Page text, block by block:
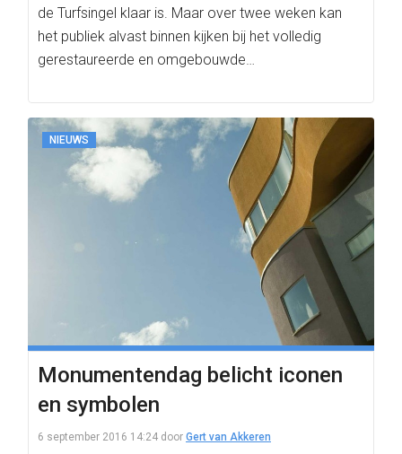
de Turfsingel klaar is. Maar over twee weken kan
het publiek alvast binnen kijken bij het volledig
gerestaureerde en omgebouwde…
NIEUWS
Monumentendag belicht iconen
en symbolen
6 september 2016 14:24 door Gert van Akkeren